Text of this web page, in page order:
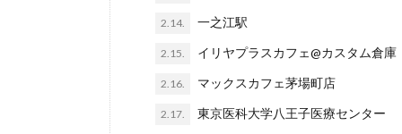
2.14. 一之江駅
2.15. イリヤプラスカフェ@カスタム倉庫
2.16. マックスカフェ茅場町店
2.17. 東京医科大学八王子医療センター